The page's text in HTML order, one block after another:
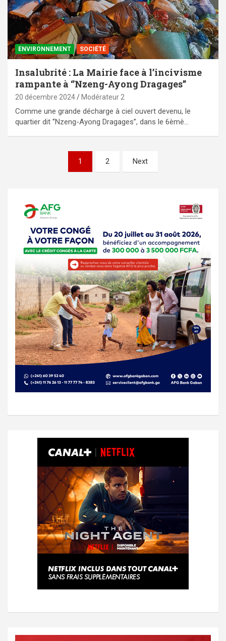
ENVIRONNEMENT SOCIÉTÉ
Insalubrité : La Mairie face à l’incivisme
rampante à ‘’Nzeng-Ayong Dragages’’
20 décembre 2024 Modérateur 2
Comme une grande décharge à ciel ouvert devenu, le
quartier dit ‘’Nzeng-Ayong Dragages’’, dans le 6èmè…
1 2 Next